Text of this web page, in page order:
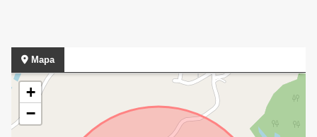
Mapa
+
−